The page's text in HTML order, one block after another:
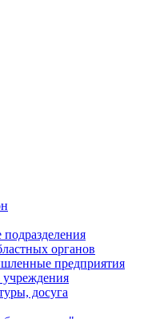
органов
предприятия
учреждения
досуга